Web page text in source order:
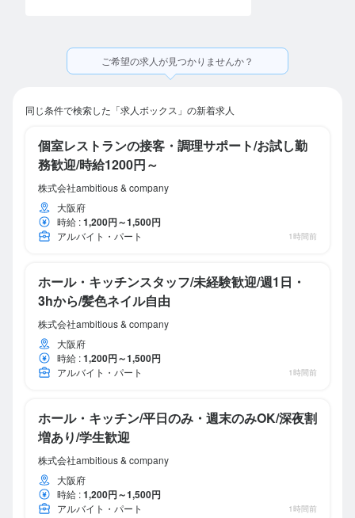
ご希望の求人が見つかりませんか？
同じ条件で検索した「求人ボックス」の新着求人
個室レストランの接客・調理サポート/お試し勤
務歓迎/時給1200円～
株式会社ambitious & company
大阪府
時給 :1,200円～1,500円
アルバイト・パート 1時間前
ホール・キッチンスタッフ/未経験歓迎/週1日・
3hから/髪色ネイル自由
株式会社ambitious & company
大阪府
時給 :1,200円～1,500円
アルバイト・パート 1時間前
ホール・キッチン/平日のみ・週末のみOK/深夜割
増あり/学生歓迎
株式会社ambitious & company
大阪府
時給 :1,200円～1,500円
アルバイト・パート 1時間前